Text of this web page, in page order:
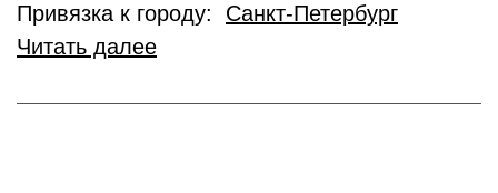
Привязка к городу: Санкт-Петербург
Читать далее